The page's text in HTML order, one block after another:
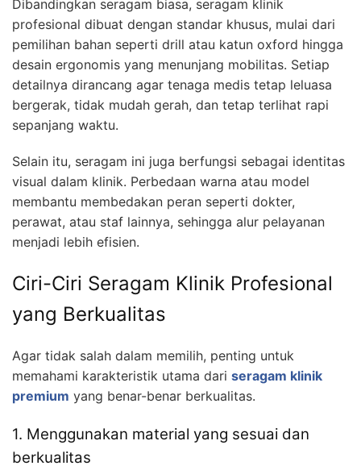
Dibandingkan seragam biasa, seragam klinik
profesional dibuat dengan standar khusus, mulai dari
pemilihan bahan seperti drill atau katun oxford hingga
desain ergonomis yang menunjang mobilitas. Setiap
detailnya dirancang agar tenaga medis tetap leluasa
bergerak, tidak mudah gerah, dan tetap terlihat rapi
sepanjang waktu.
Selain itu, seragam ini juga berfungsi sebagai identitas
visual dalam klinik. Perbedaan warna atau model
membantu membedakan peran seperti dokter,
perawat, atau staf lainnya, sehingga alur pelayanan
menjadi lebih efisien.
Ciri-Ciri Seragam Klinik Profesional
yang Berkualitas
Agar tidak salah dalam memilih, penting untuk
memahami karakteristik utama dari seragam klinik
premium yang benar-benar berkualitas.
1. Menggunakan material yang sesuai dan
berkualitas